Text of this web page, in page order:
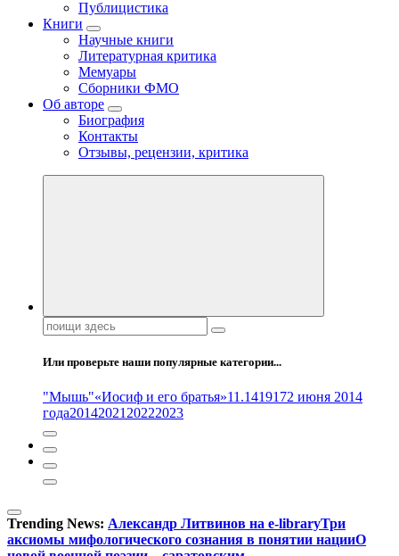
Публицистика
Книги
Научные книги
Литературная критика
Мемуары
Сборники ФМО
Об авторе
Биография
Контакты
Отзывы, рецензии, критика
Поиск:
Или проверьте наши популярные категории...
"Мышь"«Иосиф и его братья»11.1419172 июня 2014
года20142021 20222023
Trending News: Александр Литвинов на e-libraryТри
аксиомы мифологического сознания в понятии нацииО